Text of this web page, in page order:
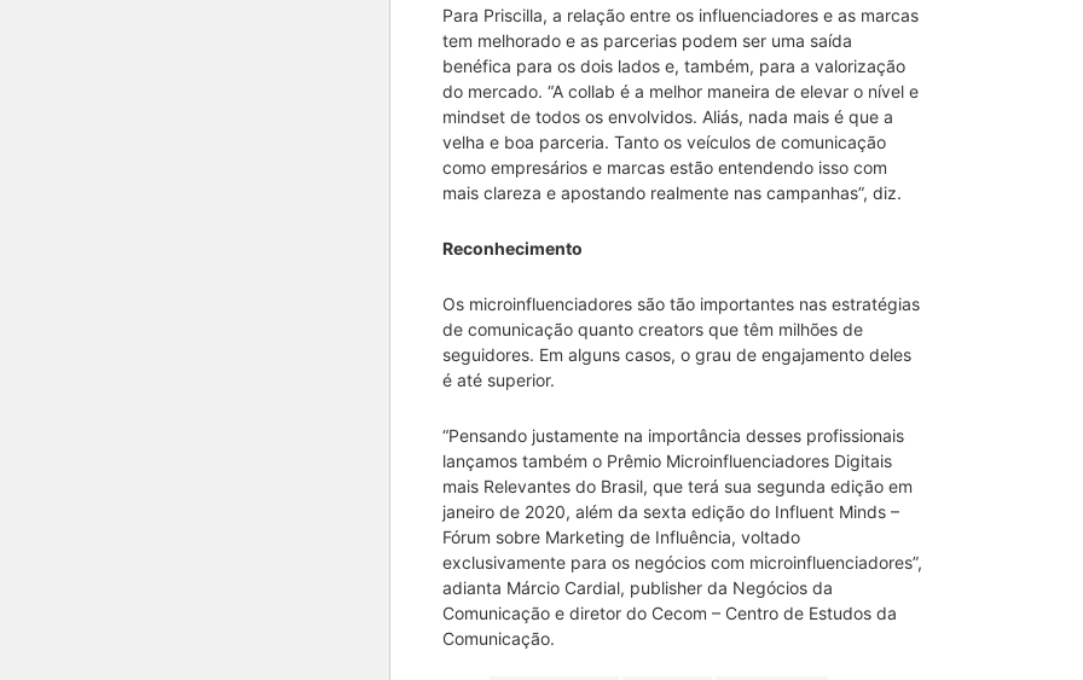
Para Priscilla, a relação entre os influenciadores e as marcas
tem melhorado e as parcerias podem ser uma saída
benéfica para os dois lados e, também, para a valorização
do mercado. “A collab é a melhor maneira de elevar o nível e
mindset de todos os envolvidos. Aliás, nada mais é que a
velha e boa parceria. Tanto os veículos de comunicação
como empresários e marcas estão entendendo isso com
mais clareza e apostando realmente nas campanhas”, diz.
Reconhecimento
Os microinfluenciadores são tão importantes nas estratégias
de comunicação quanto creators que têm milhões de
seguidores. Em alguns casos, o grau de engajamento deles
é até superior.
“Pensando justamente na importância desses profissionais
lançamos também o Prêmio Microinfluenciadores Digitais
mais Relevantes do Brasil, que terá sua segunda edição em
janeiro de 2020, além da sexta edição do Influent Minds –
Fórum sobre Marketing de Influência, voltado
exclusivamente para os negócios com microinfluenciadores”,
adianta Márcio Cardial, publisher da Negócios da
Comunicação e diretor do Cecom – Centro de Estudos da
Comunicação.